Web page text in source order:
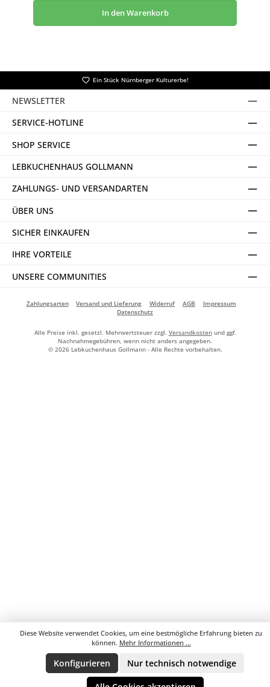
In den Warenkorb
Ein Stück Nürnberger Kulturerbe!
NEWSLETTER
SERVICE-HOTLINE
SHOP SERVICE
LEBKUCHENHAUS GOLLMANN
ZAHLUNGS- UND VERSANDARTEN
ÜBER UNS
SICHER EINKAUFEN
IHRE VORTEILE
UNSERE COMMUNITIES
Zahlungsarten Versand und Lieferung Widerruf AGB
Impressum
Datenschutz
Alle Preise inkl. gesetzl. Mehrwertsteuer zzgl. Versandkostenund ggf.
Nachnahmegebühren, wenn nicht anders angegeben.
© 2026 Lebkuchenhaus Gollmann - Alle Rechte vorbehalten.
Diese Website verwendet Cookies, um eine bestmögliche Erfahrung bieten zu
können. Mehr Informationen ...
Nur technisch notwendige
Konfigurieren